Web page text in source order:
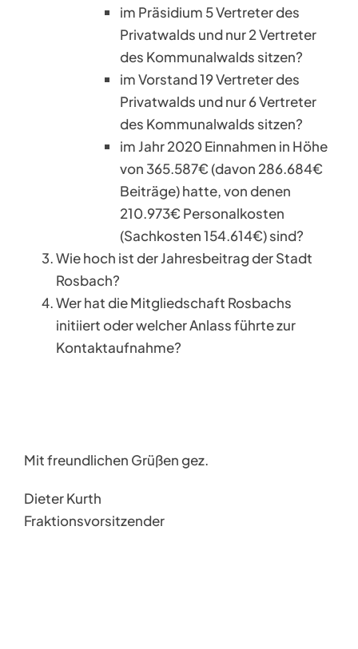
im Präsidium 5 Vertreter des
Privatwalds und nur 2 Vertreter
des Kommunalwalds sitzen?
im Vorstand 19 Vertreter des
Privatwalds und nur 6 Vertreter
des Kommunalwalds sitzen?
im Jahr 2020 Einnahmen in Höhe
von 365.587€ (davon 286.684€
Beiträge) hatte, von denen
210.973€ Personalkosten
(Sachkosten 154.614€) sind?
Wie hoch ist der Jahresbeitrag der Stadt
Rosbach?
Wer hat die Mitgliedschaft Rosbachs
initiiert oder welcher Anlass führte zur
Kontaktaufnahme?
Mit freundlichen Grüßen gez.
Dieter Kurth
Fraktionsvorsitzender